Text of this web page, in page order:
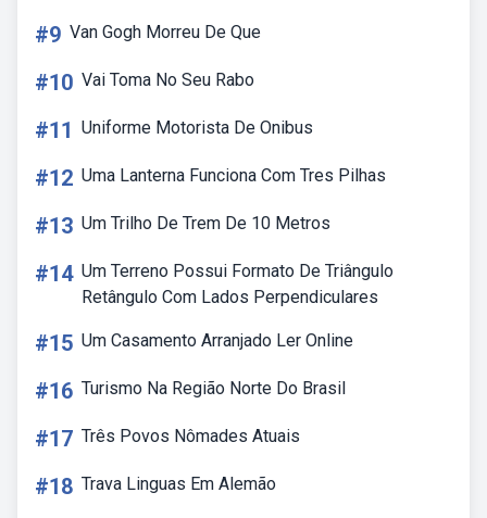
#9 Van Gogh Morreu De Que
#10 Vai Toma No Seu Rabo
#11 Uniforme Motorista De Onibus
#12 Uma Lanterna Funciona Com Tres Pilhas
#13 Um Trilho De Trem De 10 Metros
#14 Um Terreno Possui Formato De Triângulo
Retângulo Com Lados Perpendiculares
#15 Um Casamento Arranjado Ler Online
#16 Turismo Na Região Norte Do Brasil
#17 Três Povos Nômades Atuais
#18 Trava Linguas Em Alemão